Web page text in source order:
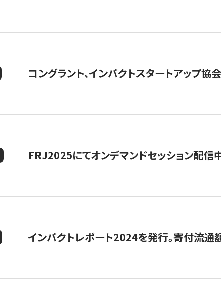
コングラント、インパクトスタートアップ
FRJ2025にてオンデマンドセッション配信
インパクトレポート2024を発行。寄付流